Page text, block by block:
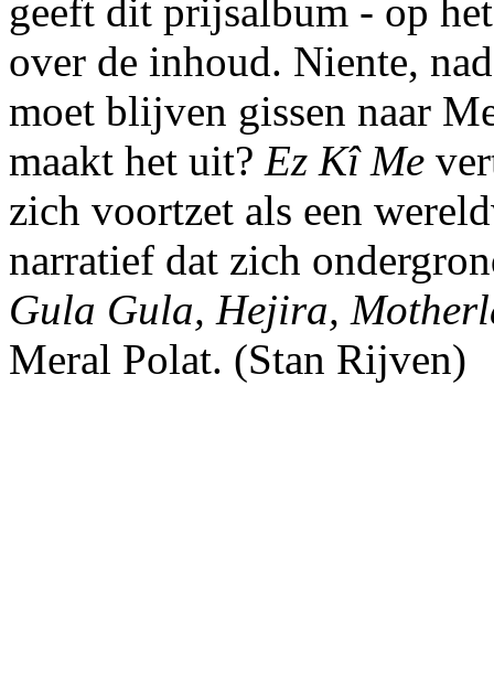
geeft dit prijsalbum - op
over de inhoud. Niente,
moet blijven gissen naar
maakt het uit? Ez Kî Me
zich voortzet als een
narratief dat zich
Gula Gula, Hejira,
Meral Polat. (Stan Rijven)